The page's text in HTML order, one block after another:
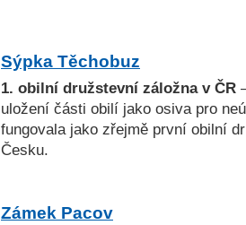
Sýpka Těchobuz
1. obilní družstevní záložna v ČR
uložení části obilí jako osiva pro
fungovala jako zřejmě první obilní
Česku.
Zámek Pacov